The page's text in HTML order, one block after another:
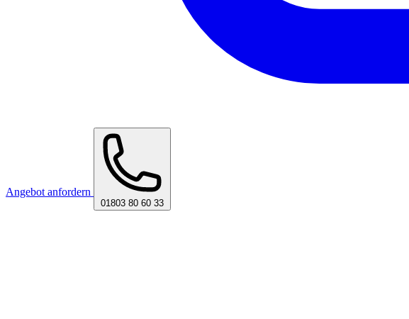
Angebot anfordern
01803 80 60 33